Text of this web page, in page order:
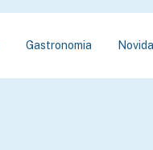
Gastronomia